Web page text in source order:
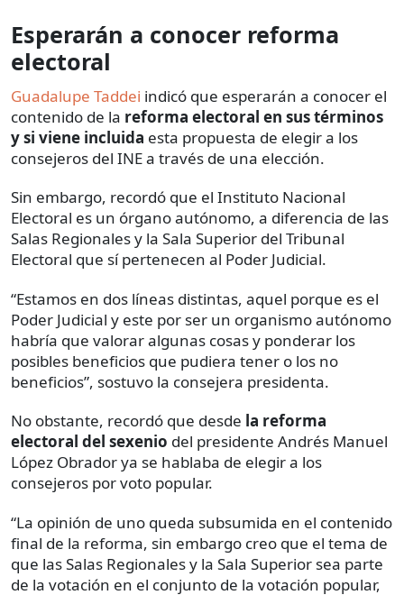
Esperarán a conocer reforma
electoral
Guadalupe Taddei indicó que esperarán a conocer el
contenido de la reforma electoral en sus términos
y si viene incluida esta propuesta de elegir a los
consejeros del INE a través de una elección.
Sin embargo, recordó que el Instituto Nacional
Electoral es un órgano autónomo, a diferencia de las
Salas Regionales y la Sala Superior del Tribunal
Electoral que sí pertenecen al Poder Judicial.
“Estamos en dos líneas distintas, aquel porque es el
Poder Judicial y este por ser un organismo autónomo
habría que valorar algunas cosas y ponderar los
posibles beneficios que pudiera tener o los no
beneficios”, sostuvo la consejera presidenta.
No obstante, recordó que desde la reforma
electoral del sexenio del presidente Andrés Manuel
López Obrador ya se hablaba de elegir a los
consejeros por voto popular.
“La opinión de uno queda subsumida en el contenido
final de la reforma, sin embargo creo que el tema de
que las Salas Regionales y la Sala Superior sea parte
de la votación en el conjunto de la votación popular,